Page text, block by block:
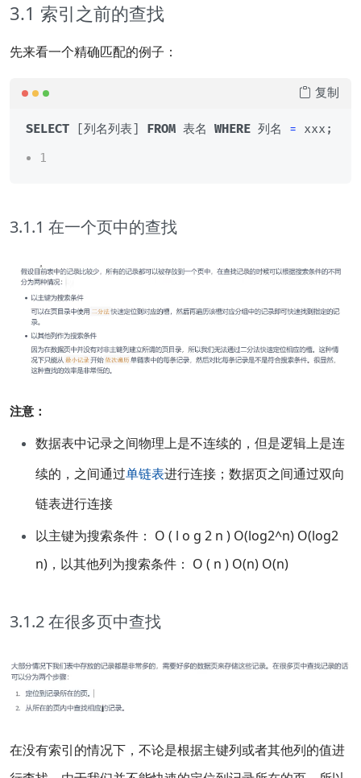
3.1 索引之前的查找
先来看一个精确匹配的例子：
SELECT [列名列表] FROM 表名 WHERE 列名 =
1
复制
3.1.1 在一个页中的查找
注意：
数据表中记录之间物理上是不连续的，但是逻辑上是连
续的，之间通过单链表进行连接；数据页之间通过双向
链表进行连接
以主键为搜索条件： O ( l o g 2 n ) O(log2^n) O(log2
n)，以其他列为搜索条件： O ( n ) O(n) O(n)
3.1.2 在很多页中查找
在没有索引的情况下，不论是根据主键列或者其他列的值进